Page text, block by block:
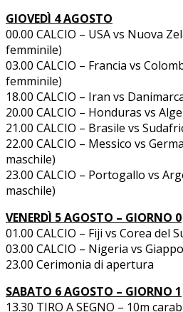
GIOVEDÌ 4 AGOSTO
00.00 CALCIO – USA vs Nuova
femminile)
03.00 CALCIO – Francia vs
femminile)
18.00 CALCIO – Iran vs
20.00 CALCIO – Honduras vs
21.00 CALCIO – Brasile vs
22.00 CALCIO – Messico vs
maschile)
23.00 CALCIO – Portogallo vs
maschile)
VENERDÌ 5 AGOSTO – GIORNO 0
01.00 CALCIO – Fiji vs Corea del
03.00 CALCIO – Nigeria vs
23.00 Cerimonia di apertura
SABATO 6 AGOSTO – GIORNO 1
13.30 TIRO A SEGNO – 10m